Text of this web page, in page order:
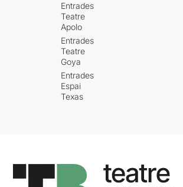
Entrades
Teatre
Apolo
Entrades
Teatre
Goya
Entrades
Espai
Texas